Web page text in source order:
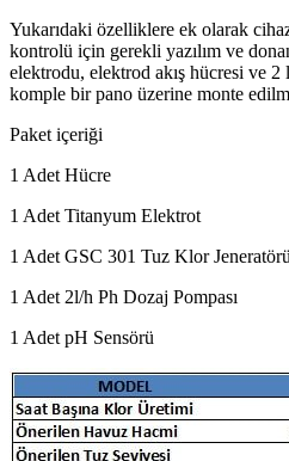
Yukarıdaki özelliklere ek olarak
kontrolü için gerekli yazılım ve
elektrodu, elektrod akış hücresi ve
komple bir pano üzerine monte
Paket içeriği
1 Adet Hücre
1 Adet Titanyum Elektrot
1 Adet GSC 301 Tuz Klor Jeneratörü
1 Adet 2l/h Ph Dozaj Pompası
1 Adet pH Sensörü